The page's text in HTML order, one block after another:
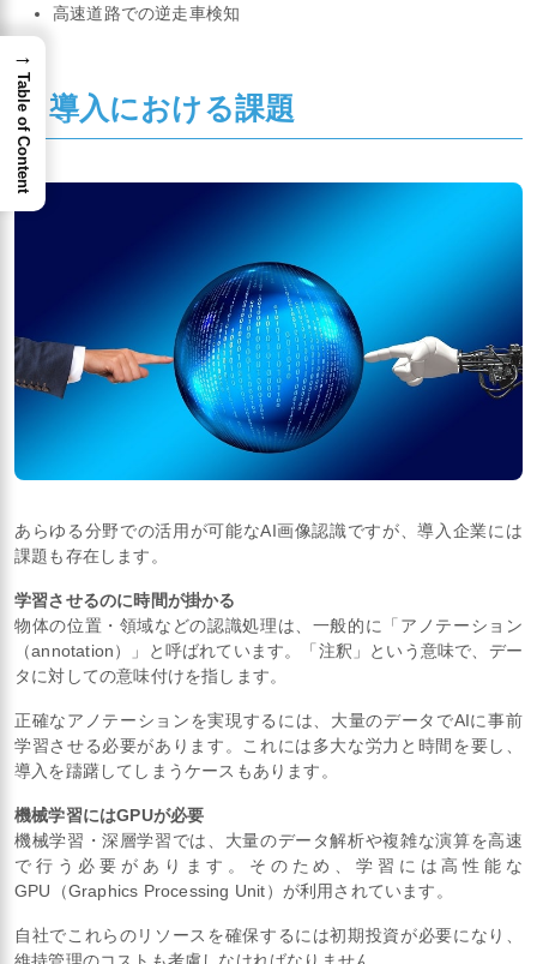
高速道路での逆走車検知
5. 導入における課題
あらゆる分野での活用が可能なAI画像認識ですが、導入企業には
課題も存在します。
学習させるのに時間が掛かる
物体の位置・領域などの認識処理は、一般的に「アノテーション
（annotation）」と呼ばれています。「注釈」という意味で、デー
タに対しての意味付けを指します。
正確なアノテーションを実現するには、大量のデータでAIに事前
学習させる必要があります。これには多大な労力と時間を要し、
導入を躊躇してしまうケースもあります。
機械学習にはGPUが必要
機械学習・深層学習では、大量のデータ解析や複雑な演算を高速
で行う必要があります。そのため、学習には高性能な
GPU（Graphics Processing Unit）が利用されています。
自社でこれらのリソースを確保するには初期投資が必要になり、
維持管理のコストも考慮しなければなりません。
→
Table of Content